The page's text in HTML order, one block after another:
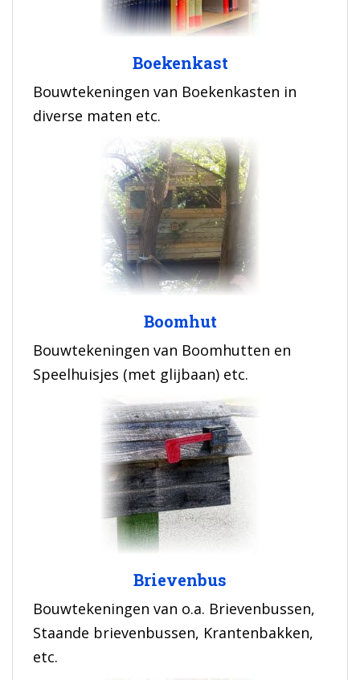
Boekenkast
Bouwtekeningen van Boekenkasten in
diverse maten etc.
Boomhut
Bouwtekeningen van Boomhutten en
Speelhuisjes (met glijbaan) etc.
Brievenbus
Bouwtekeningen van o.a. Brievenbussen,
Staande brievenbussen, Krantenbakken,
etc.